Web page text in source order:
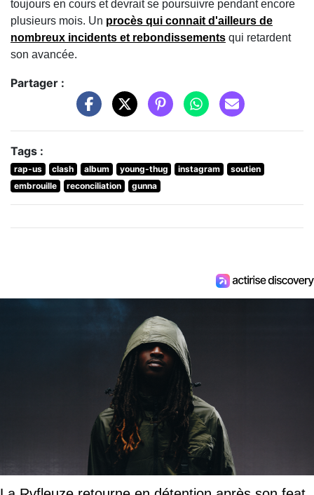
toujours en cours et devrait se poursuivre pendant encore
plusieurs mois. Un procès qui connait d'ailleurs de
nombreux incidents et rebondissements qui retardent
son avancée.
Partager :
Tags :
rap-us clash album young-thug instagram
soutien
embrouille
reconciliation gunna